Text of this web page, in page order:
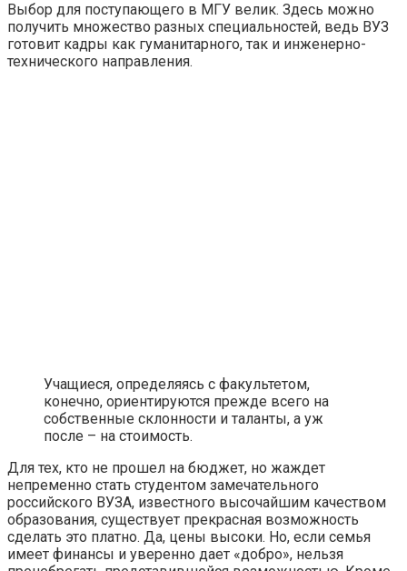
Выбор для поступающего в МГУ велик. Здесь можно
получить множество разных специальностей, ведь ВУЗ
готовит кадры как гуманитарного, так и инженерно-
технического направления.
Учащиеся, определяясь с факультетом,
конечно, ориентируются прежде всего на
собственные склонности и таланты, а уж
после – на стоимость.
Для тех, кто не прошел на бюджет, но жаждет
непременно стать студентом замечательного
российского ВУЗА, известного высочайшим качеством
образования, существует прекрасная возможность
сделать это платно. Да, цены высоки. Но, если семья
имеет финансы и уверенно дает «добро», нельзя